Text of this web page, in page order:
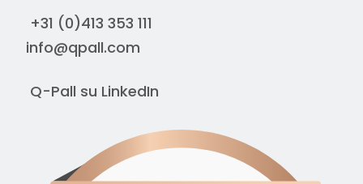
+31 (0)413 353 111
info@qpall.com
Q-Pall su LinkedIn